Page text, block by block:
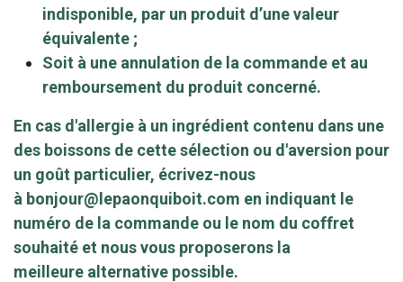
indisponible, par un produit d’une valeur
équivalente ;
Soit à une annulation de la commande et au
remboursement du produit concerné.
En cas d'allergie à un ingrédient contenu dans une
des boissons de cette sélection ou d'aversion pour
un goût particulier, écrivez-nous
à bonjour@lepaonquiboit.com en indiquant le
numéro de la commande ou le nom du coffret
souhaité et nous vous proposerons la
meilleure alternative possible.